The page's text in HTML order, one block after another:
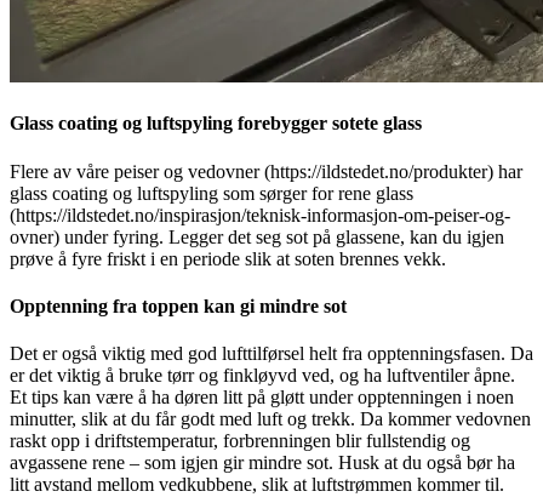
Glass coating og luftspyling forebygger sotete glass
Flere av våre peiser og vedovner (https://ildstedet.no/produkter) har
glass coating og luftspyling som sørger for rene glass
(https://ildstedet.no/inspirasjon/teknisk-informasjon-om-peiser-og-
ovner) under fyring. Legger det seg sot på glassene, kan du igjen
prøve å fyre friskt i en periode slik at soten brennes vekk.
Opptenning fra toppen kan gi mindre sot
Det er også viktig med god lufttilførsel helt fra opptenningsfasen. Da
er det viktig å bruke tørr og finkløyvd ved, og ha luftventiler åpne.
Et tips kan være å ha døren litt på gløtt under opptenningen i noen
minutter, slik at du får godt med luft og trekk. Da kommer vedovnen
raskt opp i driftstemperatur, forbrenningen blir fullstendig og
avgassene rene – som igjen gir mindre sot. Husk at du også bør ha
litt avstand mellom vedkubbene, slik at luftstrømmen kommer til.